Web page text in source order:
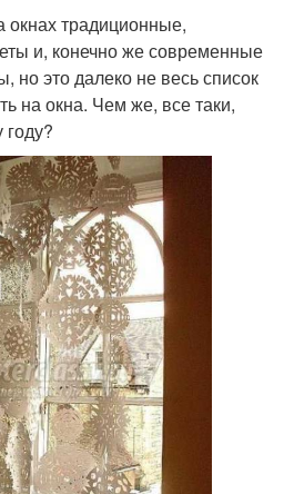
традиционные,
и, конечно же современные
но это далеко не весь список
на окна. Чем же, все таки,
году?